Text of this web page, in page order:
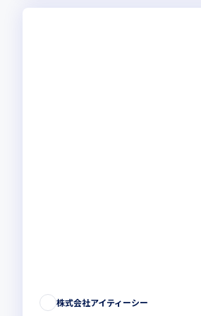
株式会社アイティーシー